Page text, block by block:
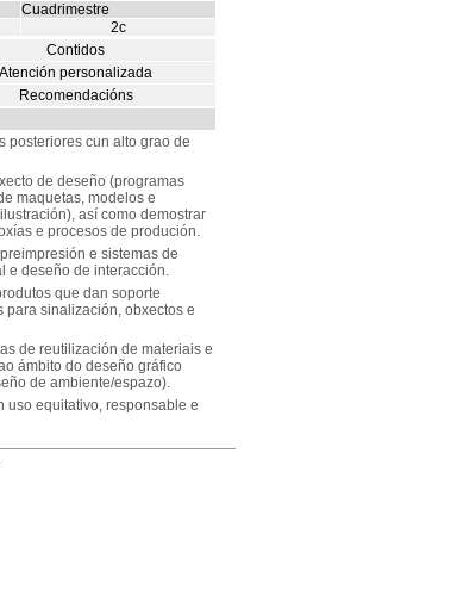
Cuadrimestre
2c
Contidos
Atención personalizada
Recomendacións
posteriores cun alto grao de
de deseño (programas
maquetas, modelos e
así como demostrar
e procesos de produción.
e sistemas de
e deseño de interacción.
que dan soporte
sinalización, obxectos e
de reutilización de materiais e
ámbito do deseño gráfico
de ambiente/espazo).
uso equitativo, responsable e